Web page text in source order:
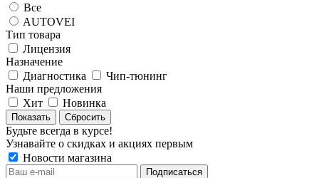
Все
AUTOVEI
Тип товара
Лицензия
Назначение
Диагностика
Чип-тюнинг
Наши предложения
Хит
Новинка
Сбросить
Будьте всегда в курсе!
Узнавайте о скидках и акциях первым
Новости магазина